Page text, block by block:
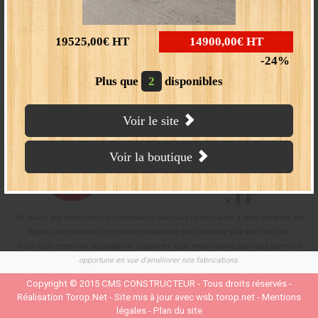
19525,00€HT 14900,00€HT
24
Plus que
2 disponibles
Voir le site
Voir la boutique
CMS CONSTRUCTEUR
BP 12
Tél : 03 84 63 93 12
Fax : 03 84 20 85 04
CONTACTER
Nos partenaires
opportune en vue d'améliorer nos fabrications.
Copyright © 2015 CMS CONSTRUCTEUR - Tous droits réservés -
Réalisation Torop.Net - Site mis à jour avec wsb.torop.net - Mentions
légales- Plan du site